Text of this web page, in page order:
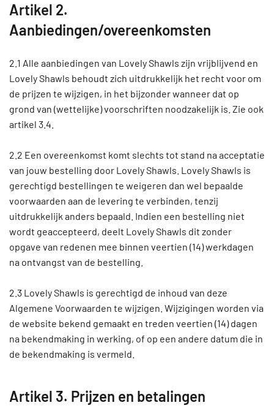
Artikel 2.
Aanbiedingen/overeenkomsten
2.1 Alle aanbiedingen van Lovely Shawls zijn vrijblijvend en
Lovely Shawls behoudt zich uitdrukkelijk het recht voor om
de prijzen te wijzigen, in het bijzonder wanneer dat op
grond van (wettelijke) voorschriften noodzakelijk is. Zie ook
artikel 3.4.
2.2 Een overeenkomst komt slechts tot stand na acceptatie
van jouw bestelling door Lovely Shawls. Lovely Shawls is
gerechtigd bestellingen te weigeren dan wel bepaalde
voorwaarden aan de levering te verbinden, tenzij
uitdrukkelijk anders bepaald. Indien een bestelling niet
wordt geaccepteerd, deelt Lovely Shawls dit zonder
opgave van redenen mee binnen veertien (14) werkdagen
na ontvangst van de bestelling.
2.3 Lovely Shawls is gerechtigd de inhoud van deze
Algemene Voorwaarden te wijzigen. Wijzigingen worden via
de website bekend gemaakt en treden veertien (14) dagen
na bekendmaking in werking, of op een andere datum die in
de bekendmaking is vermeld.
Artikel 3. Prijzen en betalingen